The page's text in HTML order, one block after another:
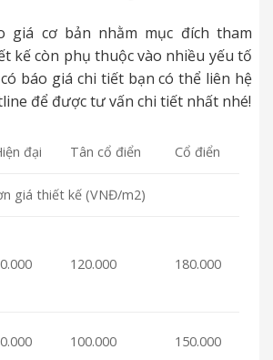
giá cơ bản nhằm mục đích tham
kế còn phụ thuộc vào nhiều yếu tố
báo giá chi tiết bạn có thể liên hệ
để được tư vấn chi tiết nhất nhé!
đại Tân cổ điển Cổ điển
giá thiết kế (VNĐ/m2)
120.000 180.000
100.000 150.000